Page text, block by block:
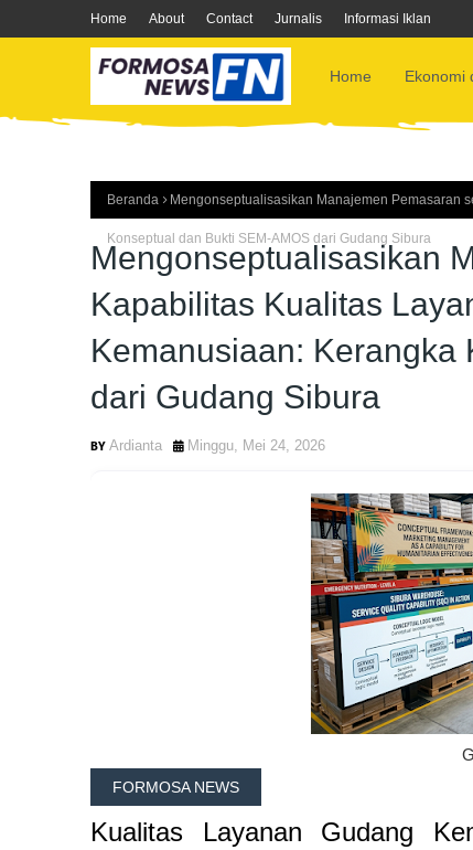
Home About Contact Jurnalis Informasi Iklan
Home Ekonomi
Beranda Mengonseptualisasikan Manajemen Pemasaran
Konseptual dan Bukti SEM-AMOS dari Gudang Sibura
Mengonseptualisasikan
Kapabilitas Kualitas
Kemanusiaan: Kerangka
dari Gudang Sibura
Ardianta Minggu, Mei 24, 2026
FORMOSA NEWS
Kualitas Layanan Gudang